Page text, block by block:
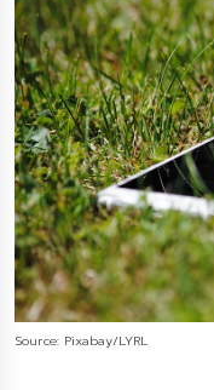
Source: Pixabay/LYRL